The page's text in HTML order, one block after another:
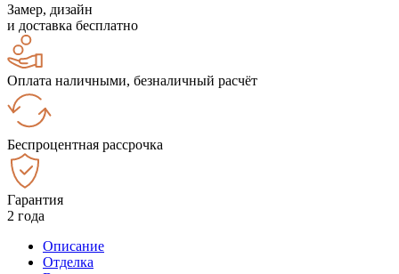
Замер, дизайн
и доставка бесплатно
Оплата наличными, безналичный расчёт
Беспроцентная рассрочка
Гарантия
2 года
Описание
Отделка